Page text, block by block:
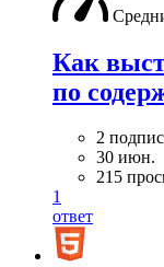
Как
по
2
30 июн.
215
1
ответ